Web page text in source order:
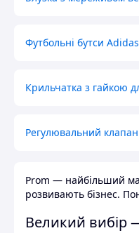
Футбольні бутси
Крильчатка з гайкою
Регулювальний
Prom — найбільший
розвивають бізнес.
Великий вибір